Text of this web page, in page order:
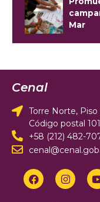
Mar
Cenal
Torre Norte,
Código postal
+58 (212) 482-